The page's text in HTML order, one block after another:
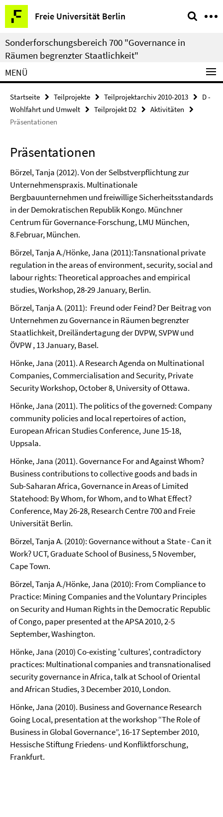
Springe
direkt
zu
Inhalt
Freie Universität Berlin
Service-
Navigation
Sonderforschungsbereich 700 "Governance in
Räumen begrenzter Staatlichkeit"
MENÜ
Startseite Teilprojekte Teilprojektarchiv 2010-2013
D -
Wohlfahrt und Umwelt
Teilprojekt D2
Aktivitäten
Präsentationen
Präsentationen
Börzel, Tanja (2012). Von der Selbstverpflichtung zur
Unternehmenspraxis. Multinationale
Bergbauunternehmen und freiwillige Sicherheitsstandards
in der Demokratischen Republik Kongo. Münchner
Centrum für Governance-Forschung, LMU München,
8.Februar, München.
Börzel, Tanja A./Hönke, Jana (2011):Tansnational private
regulation in the areas of environment, security, social and
labour rights: Theoretical approaches and empirical
studies, Workshop, 28-29 January, Berlin.
Börzel, Tanja A. (2011): Freund oder Feind? Der Beitrag von
Unternehmen zu Governance in Räumen begrenzter
Staatlichkeit, Dreiländertagung der DVPW, SVPW und
ÖVPW , 13 January, Basel.
Hönke, Jana (2011). A Research Agenda on Multinational
Companies, Commercialisation and Security, Private
Security Workshop, October 8, University of Ottawa.
Hönke, Jana (2011).The politics of the governed: Company
community policies and local repertoires of action,
European African Studies Conference, June 15-18,
Uppsala.
Hönke, Jana (2011). Governance For and Against Whom?
Business contributions to collective goods and bads in
Sub-Saharan Africa,Governance in Areas of Limited
Statehood: By Whom, for Whom, and to What Effect?
Conference,May 26-28, Research Centre 700 and Freie
Universität Berlin.
Börzel, Tanja A. (2010): Governance without a State - Can it
Work? UCT, Graduate School of Business, 5 November,
Cape Town.
Börzel, Tanja A./Hönke, Jana (2010): From Compliance to
Practice: Mining Companies and the Voluntary Principles
on Security and Human Rights in the Democratic Republic
of Congo, paper presented at the APSA 2010, 2-5
September, Washington.
Hönke, Jana (2010) Co-existing 'cultures', contradictory
practices: Multinational companies and transnationalised
security governance in Africa, talk at School of Oriental
and African Studies, 3 December 2010, London.
Hönke, Jana (2010). Business and Governance Research
Going Local, presentation at the workshop “The Role of
Business in Global Governance”, 16-17 September 2010,
Hessische Stiftung Friedens- und Konfliktforschung,
Frankfurt.